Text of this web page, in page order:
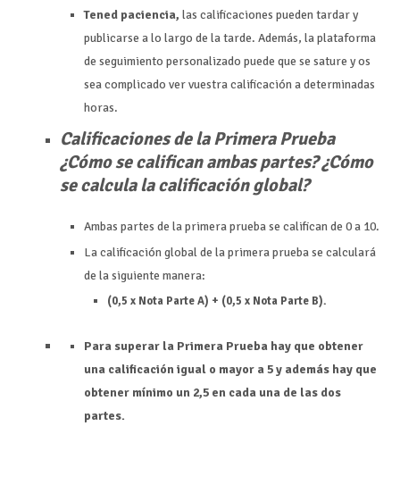
Tened paciencia, las calificaciones pueden tardar y
publicarse a lo largo de la tarde. Además, la plataforma
de seguimiento personalizado puede que se sature y os
sea complicado ver vuestra calificación a determinadas
horas.
Calificaciones de la Primera Prueba
¿Cómo se califican ambas partes? ¿Cómo
se calcula la calificación global?
Ambas partes de la primera prueba se califican de 0 a 10.
La calificación global de la primera prueba se calculará
de la siguiente manera:
(0,5 x Nota Parte A) + (0,5 x Nota Parte B).
Para superar la Primera Prueba hay que obtener
una calificación igual o mayor a 5 y además hay que
obtener mínimo un 2,5 en cada una de las dos
partes.